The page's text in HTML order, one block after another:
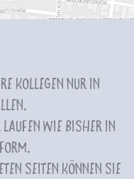
Kollegen nur in
laufen wie bisher in
Seiten können Sie